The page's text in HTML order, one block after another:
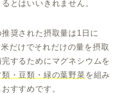
とはいいきれません。
奨された摂取量は1日に
だけでそれだけの量を摂取
するためにマグネシウムを
・豆類・緑の葉野菜を組み
すすめです。